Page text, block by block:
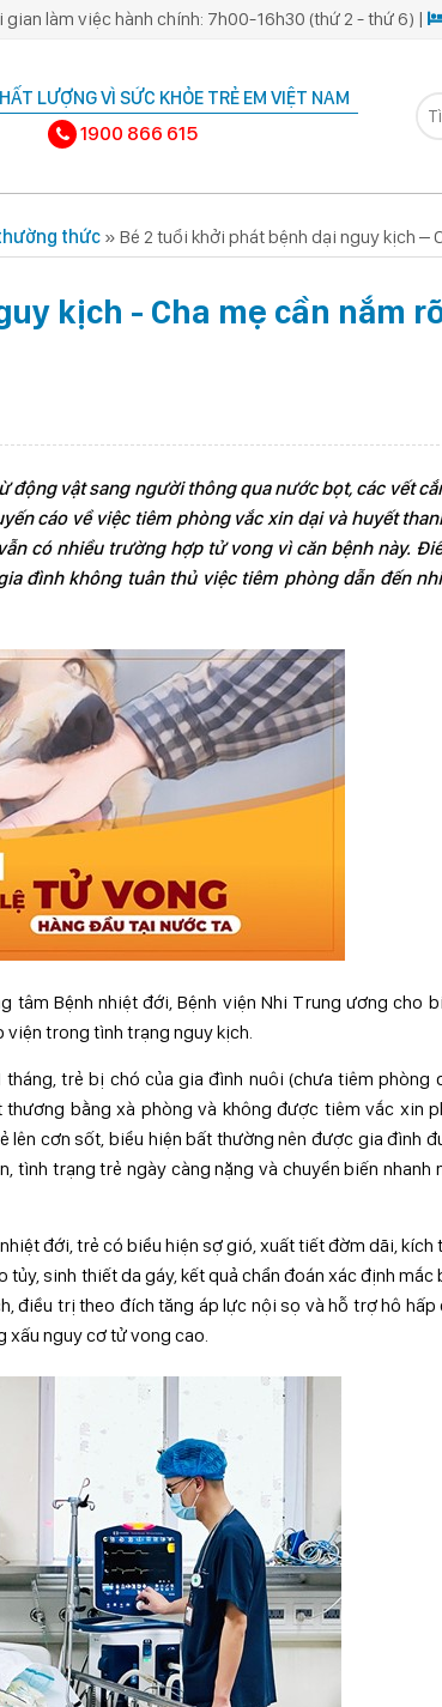
gian làm việc hành chính: 7h00-16h30 (thứ 2 - thứ 6) |
LƯỢNG VÌ SỨC KHỎE TRẺ EM VIỆT NAM
1900 866 615
thức » Bé 2 tuổi khởi phát bệnh dại nguy kịch –
kịch - Cha mẹ cần nắm
vật sang người thông qua nước bọt, các vết
cáo về việc tiêm phòng vắc xin dại và huyết
có nhiều trường hợp tử vong vì căn bệnh này.
đình không tuân thủ việc tiêm phòng dẫn đến
Bệnh nhiệt đới, Bệnh viện Nhi Trung ương cho
viện trong tình trạng nguy kịch.
trẻ bị chó của gia đình nuôi (chưa tiêm phòng
bằng xà phòng và không được tiêm vắc xin
cơn sốt, biểu hiện bất thường nên được gia đình
tình trạng trẻ ngày càng nặng và chuyển biến nhanh
đới, trẻ có biểu hiện sợ gió, xuất tiết đờm dãi, kích
sinh thiết da gáy, kết quả chẩn đoán xác định mắc
điều trị theo đích tăng áp lực nội sọ và hỗ trợ hô hấp
xấu nguy cơ tử vong cao.